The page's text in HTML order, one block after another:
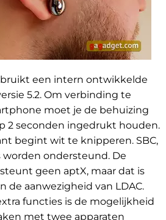
een intern ontwikkelde
5.2. Om verbinding te
moet je de behuizing
2 seconden ingedrukt houden.
begint wit te knipperen. SBC,
worden ondersteund. De
geen aptX, maar dat is
de aanwezigheid van LDAC.
functies is de mogelijkheid
met twee apparaten